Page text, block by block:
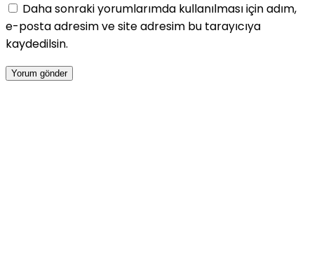
Daha sonraki yorumlarımda kullanılması için adım,
e-posta adresim ve site adresim bu tarayıcıya
kaydedilsin.